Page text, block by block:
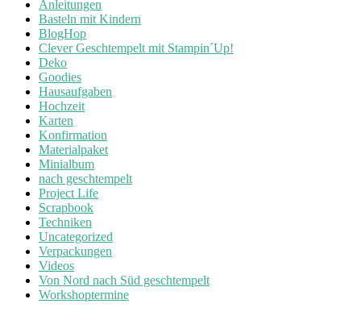
Anleitungen
Basteln mit Kindern
BlogHop
Clever Geschtempelt mit Stampin´Up!
Deko
Goodies
Hausaufgaben
Hochzeit
Karten
Konfirmation
Materialpaket
Minialbum
nach geschtempelt
Project Life
Scrapbook
Techniken
Uncategorized
Verpackungen
Videos
Von Nord nach Süd geschtempelt
Workshoptermine